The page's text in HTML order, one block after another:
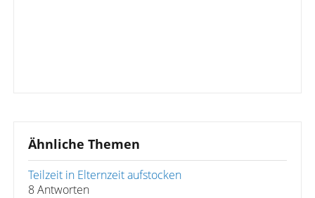
Ähnliche Themen
Teilzeit in Elternzeit aufstocken
8 Antworten